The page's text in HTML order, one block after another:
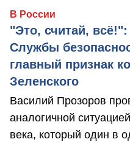
В России
"Это, считай,
Службы
главный признак
Зеленского
Василий Прозоров
аналогичной
века, который один в